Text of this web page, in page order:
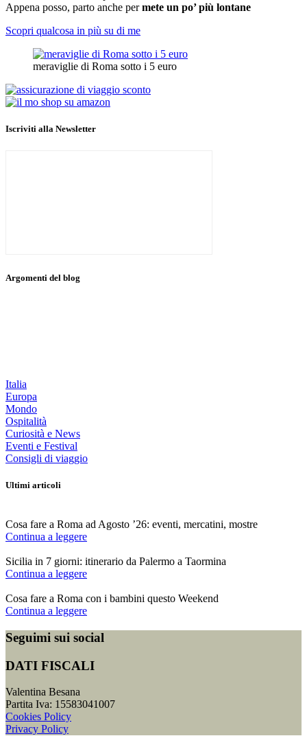
Appena posso, parto anche per mete un po’ più lontane
Scopri qualcosa in più su di me
meraviglie di Roma sotto i 5 euro
Iscriviti alla Newsletter
Argomenti del blog
Italia
Europa
Mondo
Ospitalità
Curiosità e News
Eventi e Festival
Consigli di viaggio
Ultimi articoli
Cosa fare a Roma ad Agosto ’26: eventi, mercatini, mostre
Continua a leggere
Sicilia in 7 giorni: itinerario da Palermo a Taormina
Continua a leggere
Cosa fare a Roma con i bambini questo Weekend
Continua a leggere
Seguimi sui social
DATI FISCALI
Valentina Besana
Partita Iva: 15583041007
Cookies Policy
Privacy Policy